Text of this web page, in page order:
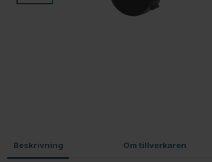
Beskrivning Om tillverkaren